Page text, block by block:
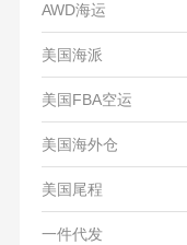
AWD海运
美国海派
美国FBA空运
美国海外仓
美国尾程
一件代发